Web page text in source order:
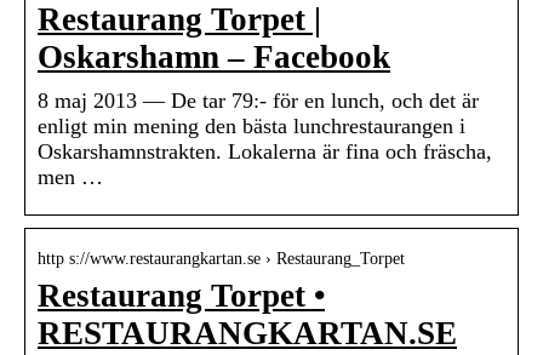
Restaurang Torpet |
Oskarshamn – Facebook
8 maj 2013 — De tar 79:- för en lunch, och det är
enligt min mening den bästa lunchrestaurangen i
Oskarshamnstrakten. Lokalerna är fina och fräscha,
men …
http s://www.restaurangkartan.se › Restaurang_Torpet
Restaurang Torpet •
RESTAURANGKARTAN.SE